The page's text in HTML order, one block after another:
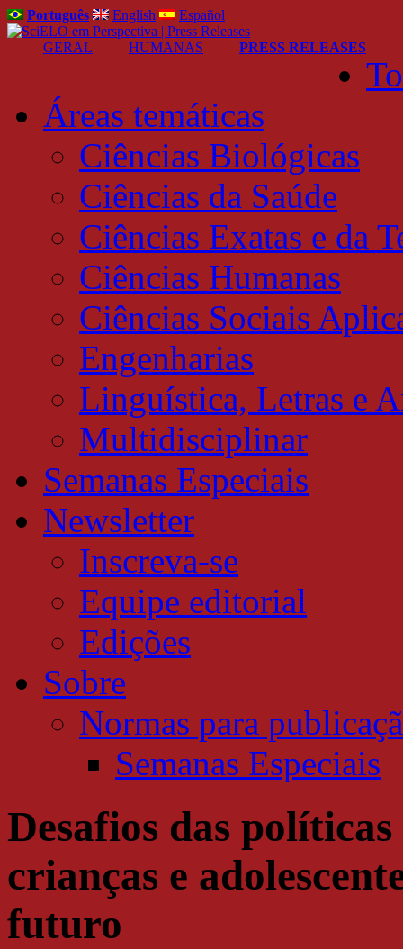
Português English Español
GERAL HUMANAS PRESS RELEASES
Áreas temáticas
Ciências Biológicas
Ciências da Saúde
Ciências Exatas e da
Ciências Humanas
Ciências Sociais
Engenharias
Linguística, Letras e
Multidisciplinar
Semanas Especiais
Newsletter
Inscreva-se
Equipe editorial
Edições
Sobre
Normas para
Semanas Especiais
Desafios das
crianças e
futuro